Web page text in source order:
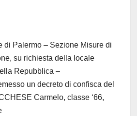
di Palermo – Sezione Misure di
su richiesta della locale
Repubblica –
un decreto di confisca del
Carmelo, classe ‘66,